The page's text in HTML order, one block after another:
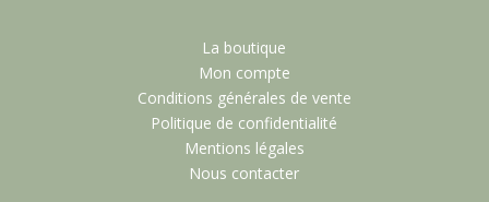
La boutique
Mon compte
Conditions générales de vente
Politique de confidentialité
Mentions légales
Nous contacter